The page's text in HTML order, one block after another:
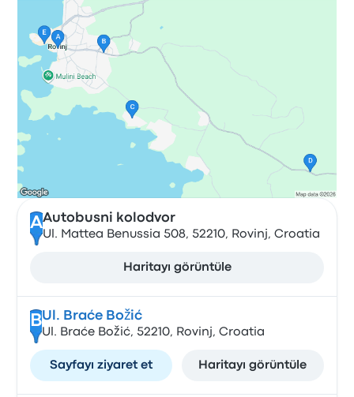
AAutobusni kolodvor
Ul. Mattea Benussia 508, 52210, Rovinj, Croatia
Haritayı görüntüle
BUl. Braće Božić
Ul. Braće Božić, 52210, Rovinj, Croatia
Sayfayı ziyaret et Haritayı görüntüle